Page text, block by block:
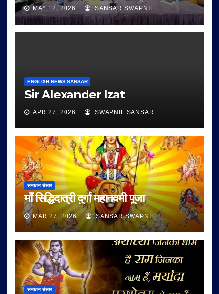
MAY 12, 2026 SANSAR SWAPNIL
ENGLISH NEWS SANSAR
Sir Alexander Izat
APR 27, 2026 SWAPNIL SANSAR
सनातन संसार
माँ सिद्धिदात्री दुर्गा महानवमी पूजा
MAR 27, 2026 SANSAR SWAPNIL
सनातन संसार